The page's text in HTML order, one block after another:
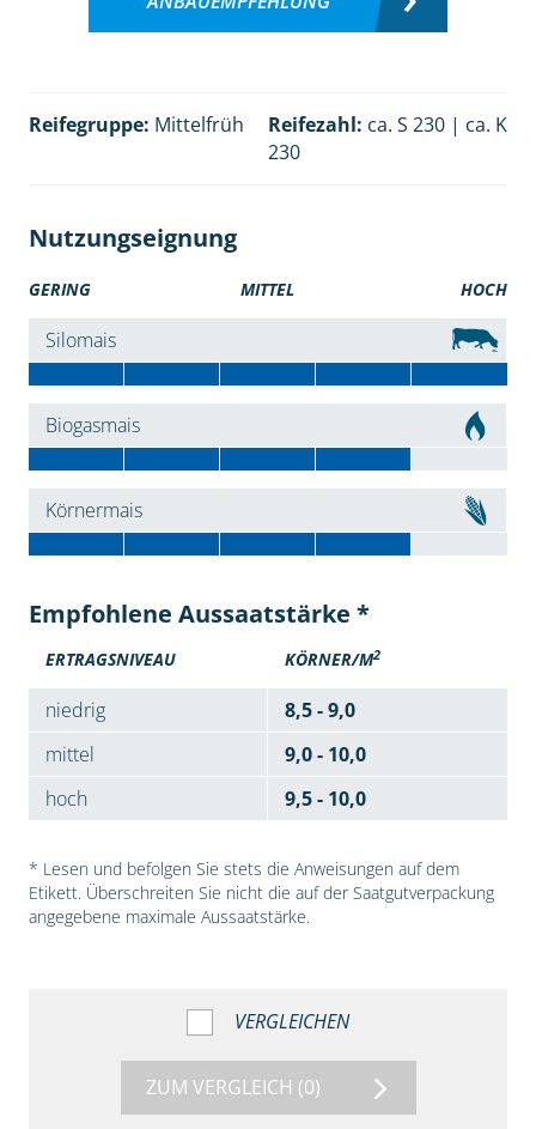
Reifegruppe: Mittelfrüh Reifezahl: ca. S 230 | ca. K
230
Nutzungseignung
GERING MITTEL HOCH
Silomais
Biogasmais
Körnermais
Empfohlene Aussaatstärke *
ERTRAGSNIVEAU KÖRNER/M2
niedrig
8,5 - 9,0
mittel
9,0 - 10,0
hoch
9,5 - 10,0
* Lesen und befolgen Sie stets die Anweisungen auf dem
Etikett. Überschreiten Sie nicht die auf der Saatgutverpackung
angegebene maximale Aussaatstärke.
VERGLEICHEN
ZUM VERGLEICH (0)